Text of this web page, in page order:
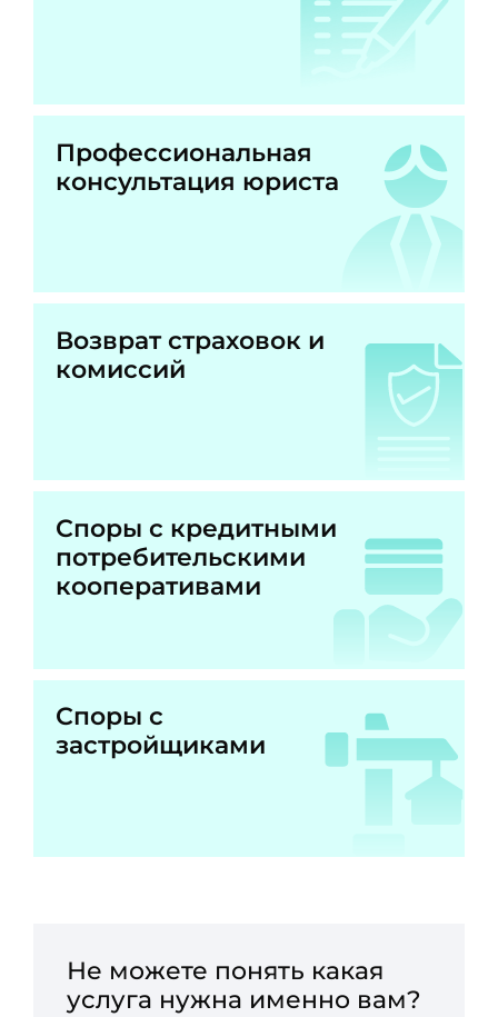
Профессиональная
консультация юриста
Возврат страховок и
комиссий
Споры с кредитными
потребительскими
кооперативами
Споры с
застройщиками
Не можете понять какая
услуга нужна именно вам?